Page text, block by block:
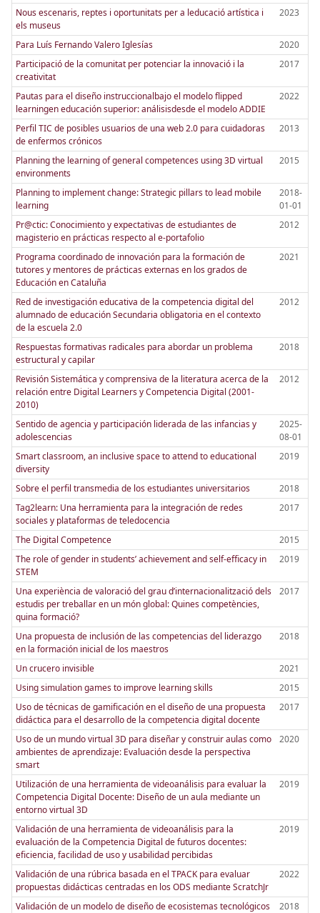
Nous escenaris, reptes i oportunitats per a leducació artística i
els museus
2023
Para Luís Fernando Valero Iglesías
2020
Participació de la comunitat per potenciar la innovació i la
creativitat
2017
Pautas para el diseño instruccionalbajo el modelo flipped
learningen educación superior: análisisdesde el modelo ADDIE
2022
Perfil TIC de posibles usuarios de una web 2.0 para cuidadoras
de enfermos crónicos
2013
Planning the learning of general competences using 3D virtual
environments
2015
Planning to implement change: Strategic pillars to lead mobile
learning
2018-
01-01
Pr@ctic: Conocimiento y expectativas de estudiantes de
magisterio en prácticas respecto al e-portafolio
2012
Programa coordinado de innovación para la formación de
tutores y mentores de prácticas externas en los grados de
Educación en Cataluña
2021
Red de investigación educativa de la competencia digital del
alumnado de educación Secundaria obligatoria en el contexto
de la escuela 2.0
2012
Respuestas formativas radicales para abordar un problema
estructural y capilar
2018
Revisión Sistemática y comprensiva de la literatura acerca de la
relación entre Digital Learners y Competencia Digital (2001-
2010)
2012
Sentido de agencia y participación liderada de las infancias y
adolescencias
2025-
08-01
Smart classroom, an inclusive space to attend to educational
diversity
2019
Sobre el perfil transmedia de los estudiantes universitarios
2018
Tag2learn: Una herramienta para la integración de redes
sociales y plataformas de teledocencia
2017
The Digital Competence
2015
The role of gender in students’ achievement and self-efficacy in
STEM
2019
Una experiència de valoració del grau d’internacionalització dels
estudis per treballar en un món global: Quines competències,
quina formació?
2017
Una propuesta de inclusión de las competencias del liderazgo
en la formación inicial de los maestros
2018
Un crucero invisible
2021
Using simulation games to improve learning skills
2015
Uso de técnicas de gamificación en el diseño de una propuesta
didáctica para el desarrollo de la competencia digital docente
2017
Uso de un mundo virtual 3D para diseñar y construir aulas como
ambientes de aprendizaje: Evaluación desde la perspectiva
smart
2020
Utilización de una herramienta de videoanálisis para evaluar la
Competencia Digital Docente: Diseño de un aula mediante un
entorno virtual 3D
2019
Validación de una herramienta de videoanálisis para la
evaluación de la Competencia Digital de futuros docentes:
eficiencia, facilidad de uso y usabilidad percibidas
2019
Validación de una rúbrica basada en el TPACK para evaluar
propuestas didácticas centradas en los ODS mediante ScratchJr
2022
Validación de un modelo de diseño de ecosistemas tecnológicos
2018